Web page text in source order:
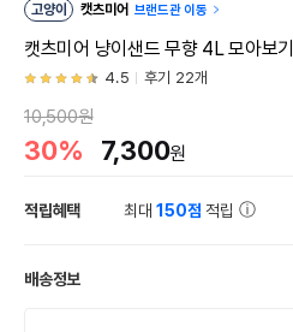
고양이 캣츠미어 브랜드관 이동
캣츠미어 냥이샌드 무향 4L 모아보기
4.5 후기 22개
10,500원
30% 7,300원
적립혜택 최대150점 적립
배송정보